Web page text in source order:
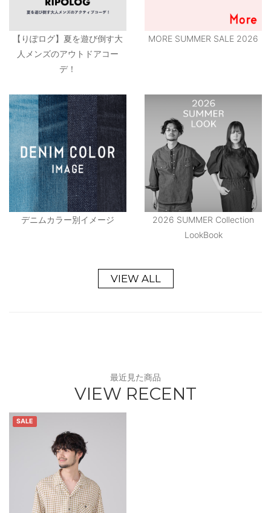
【りぽログ】夏を遊び倒す大
人メンズのアウトドアコー
デ！
MORE SUMMER SALE 2026
デニムカラー別イメージ
2026 SUMMER Collection
LookBook
VIEW ALL
最近見た商品
VIEW RECENT
SALE